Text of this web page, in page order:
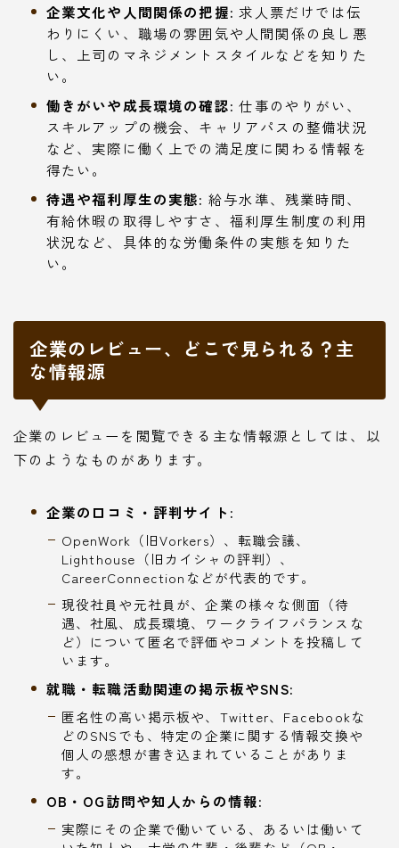
企業文化や人間関係の把握: 求人票だけでは伝
わりにくい、職場の雰囲気や人間関係の良し悪
し、上司のマネジメントスタイルなどを知りた
い。
働きがいや成長環境の確認: 仕事のやりがい、
スキルアップの機会、キャリアパスの整備状況
など、実際に働く上での満足度に関わる情報を
得たい。
待遇や福利厚生の実態: 給与水準、残業時間、
有給休暇の取得しやすさ、福利厚生制度の利用
状況など、具体的な労働条件の実態を知りた
い。
企業のレビュー、どこで見られる？主
な情報源
企業のレビューを閲覧できる主な情報源としては、以
下のようなものがあります。
企業の口コミ・評判サイト:
OpenWork（旧Vorkers）、転職会議、
Lighthouse（旧カイシャの評判）、
CareerConnectionなどが代表的です。
現役社員や元社員が、企業の様々な側面（待
遇、社風、成長環境、ワークライフバランスな
ど）について匿名で評価やコメントを投稿して
います。
就職・転職活動関連の掲示板やSNS:
匿名性の高い掲示板や、Twitter、Facebookな
どのSNSでも、特定の企業に関する情報交換や
個人の感想が書き込まれていることがありま
す。
OB・OG訪問や知人からの情報:
実際にその企業で働いている、あるいは働いて